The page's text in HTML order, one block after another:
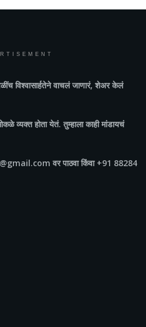
विश्वासार्हतेने वाचलं जाणारं, शेअर केलं
व्यक्त होता येतं. तुम्हाला काही मांडायचं
वर पाठवा किंवा +91 88284